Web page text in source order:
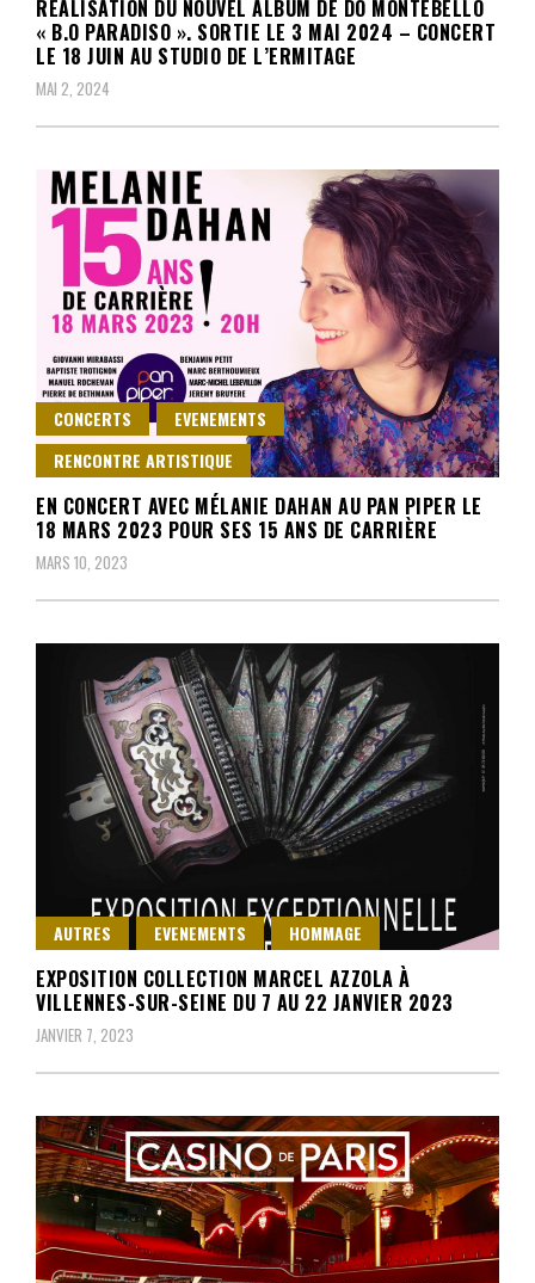
RÉALISATION DU NOUVEL ALBUM DE DO MONTEBELLO
« B.O PARADISO ». SORTIE LE 3 MAI 2024 – CONCERT
LE 18 JUIN AU STUDIO DE L’ERMITAGE
MAI 2, 2024
CONCERTS
EVENEMENTS
RENCONTRE ARTISTIQUE
EN CONCERT AVEC MÉLANIE DAHAN AU PAN PIPER LE
18 MARS 2023 POUR SES 15 ANS DE CARRIÈRE
MARS 10, 2023
AUTRES EVENEMENTS HOMMAGE
EXPOSITION COLLECTION MARCEL AZZOLA À
VILLENNES-SUR-SEINE DU 7 AU 22 JANVIER 2023
JANVIER 7, 2023